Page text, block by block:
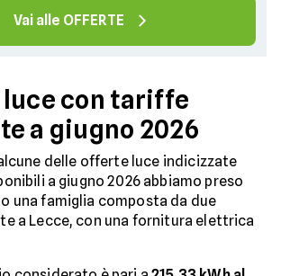
Vai alle OFFERTE
con tariffe
a giugno 2026
delle offerte luce indicizzate
a giugno 2026 abbiamo preso
una famiglia composta da due
a Lecce, con una fornitura elettrica